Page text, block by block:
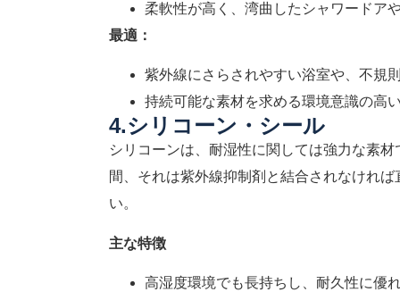
柔軟性が高く、湾曲したシャワードア
最適：
紫外線にさらされやすい浴室や、不規
持続可能な素材を求める環境意識の高
4.シリコーン・シール
シリコーンは、耐湿性に関しては強力な素
間、それは紫外線抑制剤と結合されなけれ
い。
主な特徴
高湿度環境でも長持ちし、耐久性に優